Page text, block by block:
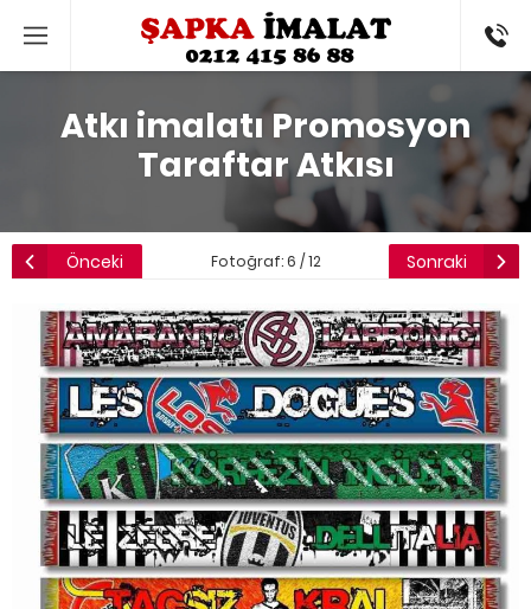
Atkı imalatı Promosyon
Taraftar Atkısı
Önceki Fotoğraf: 6 / 12 Sonraki